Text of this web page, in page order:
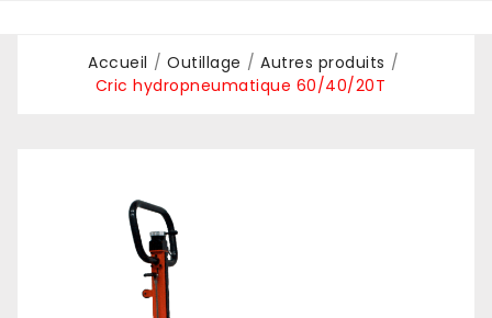
Accueil Outillage
Autres produits
Cric hydropneumatique 60/40/20T